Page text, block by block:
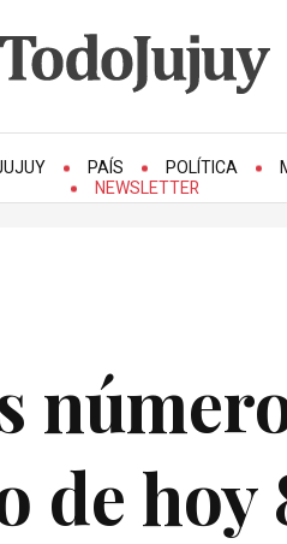
PAÍS POLÍTICA
NEWSLETTER
de hoy